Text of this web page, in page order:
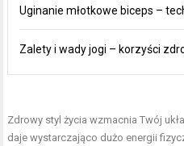
Uginanie młotkowe biceps –
Zalety i wady jogi – korzyści
Zdrowy styl życia wzmacnia Twój
daje wystarczająco dużo energii